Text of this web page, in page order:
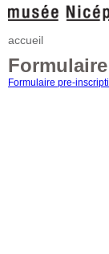
accueil
Formulaire pre-